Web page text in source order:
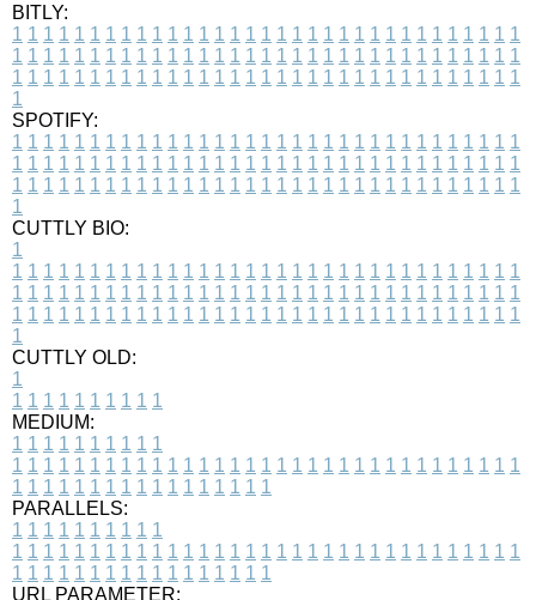
BITLY:
1 1 1 1 1 1 1 1 1 1 1 1 1 1 1 1 1 1 1 1 1 1 1 1 1 1 1 1 1 1 1 1 1
1 1 1 1 1 1 1 1 1 1 1 1 1 1 1 1 1 1 1 1 1 1 1 1 1 1 1 1 1 1 1 1 1
1 1 1 1 1 1 1 1 1 1 1 1 1 1 1 1 1 1 1 1 1 1 1 1 1 1 1 1 1 1 1 1 1
1
SPOTIFY:
1 1 1 1 1 1 1 1 1 1 1 1 1 1 1 1 1 1 1 1 1 1 1 1 1 1 1 1 1 1 1 1 1
1 1 1 1 1 1 1 1 1 1 1 1 1 1 1 1 1 1 1 1 1 1 1 1 1 1 1 1 1 1 1 1 1
1 1 1 1 1 1 1 1 1 1 1 1 1 1 1 1 1 1 1 1 1 1 1 1 1 1 1 1 1 1 1 1 1
1
CUTTLY BIO:
1
1 1 1 1 1 1 1 1 1 1 1 1 1 1 1 1 1 1 1 1 1 1 1 1 1 1 1 1 1 1 1 1 1
1 1 1 1 1 1 1 1 1 1 1 1 1 1 1 1 1 1 1 1 1 1 1 1 1 1 1 1 1 1 1 1 1
1 1 1 1 1 1 1 1 1 1 1 1 1 1 1 1 1 1 1 1 1 1 1 1 1 1 1 1 1 1 1 1 1
1
CUTTLY OLD:
1
1 1 1 1 1 1 1 1 1 1
MEDIUM:
1 1 1 1 1 1 1 1 1 1
1 1 1 1 1 1 1 1 1 1 1 1 1 1 1 1 1 1 1 1 1 1 1 1 1 1 1 1 1 1 1 1 1
1 1 1 1 1 1 1 1 1 1 1 1 1 1 1 1 1
PARALLELS:
1 1 1 1 1 1 1 1 1 1
1 1 1 1 1 1 1 1 1 1 1 1 1 1 1 1 1 1 1 1 1 1 1 1 1 1 1 1 1 1 1 1 1
1 1 1 1 1 1 1 1 1 1 1 1 1 1 1 1 1
URL PARAMETER: